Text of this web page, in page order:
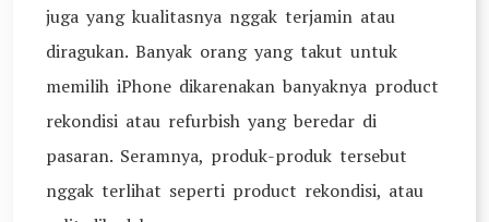
juga yang kualitasnya nggak terjamin atau
diragukan. Banyak orang yang takut untuk
memilih iPhone dikarenakan banyaknya product
rekondisi atau refurbish yang beredar di
pasaran. Seramnya, produk-produk tersebut
nggak terlihat seperti product rekondisi, atau